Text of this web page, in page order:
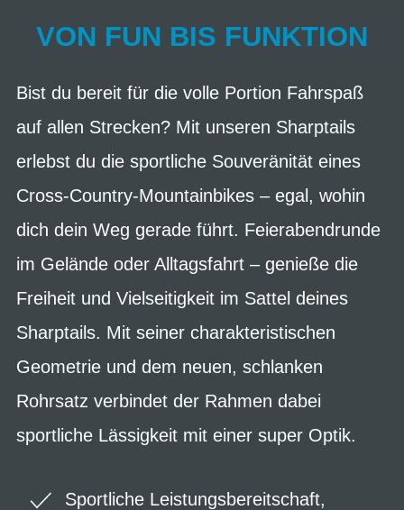
VON FUN BIS FUNKTION
Bist du bereit für die volle Portion Fahrspaß
auf allen Strecken? Mit unseren Sharptails
erlebst du die sportliche Souveränität eines
Cross-Country-Mountainbikes – egal, wohin
dich dein Weg gerade führt. Feierabendrunde
im Gelände oder Alltagsfahrt – genieße die
Freiheit und Vielseitigkeit im Sattel deines
Sharptails. Mit seiner charakteristischen
Geometrie und dem neuen, schlanken
Rohrsatz verbindet der Rahmen dabei
sportliche Lässigkeit mit einer super Optik.
Sportliche Leistungsbereitschaft,